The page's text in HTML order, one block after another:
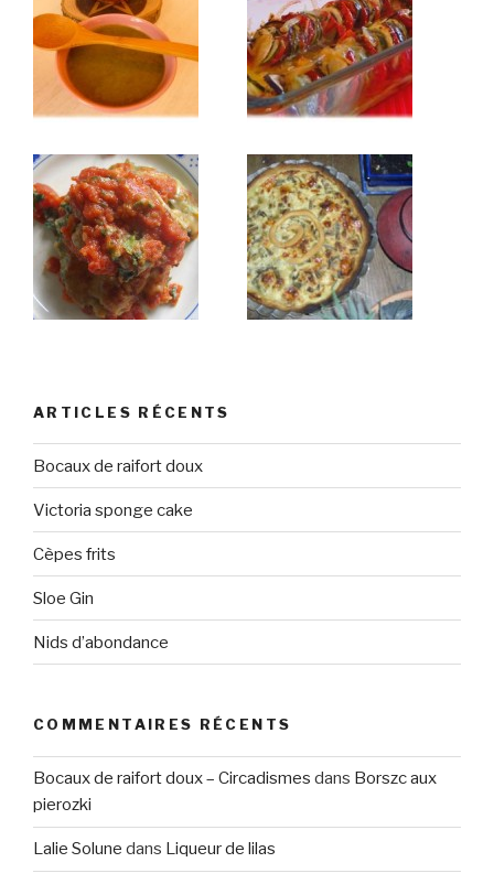
ARTICLES RÉCENTS
Bocaux de raifort doux
Victoria sponge cake
Cèpes frits
Sloe Gin
Nids d’abondance
COMMENTAIRES RÉCENTS
Bocaux de raifort doux – Circadismes dans Borszc aux
pierozki
Lalie Solune dans Liqueur de lilas